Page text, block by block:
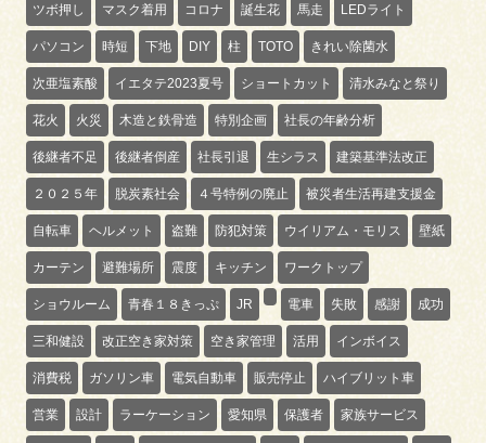
ツボ押し マスク着用 コロナ 誕生花 馬走 LEDライト
パソコン 時短 下地 DIY 柱 TOTO きれい除菌水
次亜塩素酸 イエタテ2023夏号 ショートカット 清水みなと祭り
花火 火災 木造と鉄骨造 特別企画 社長の年齢分析
後継者不足 後継者倒産 社長引退 生シラス 建築基準法改正
２０２５年 脱炭素社会 ４号特例の廃止 被災者生活再建支援金
自転車 ヘルメット 盗難 防犯対策 ウイリアム・モリス 壁紙
カーテン 避難場所 震度 キッチン ワークトップ
ショウルーム 青春１８きっぷ JR 電車 失敗 感謝 成功
三和健設 改正空き家対策 空き家管理 活用 インボイス
消費税 ガソリン車 電気自動車 販売停止 ハイブリット車
営業 設計 ラーケーション 愛知県 保護者 家族サービス